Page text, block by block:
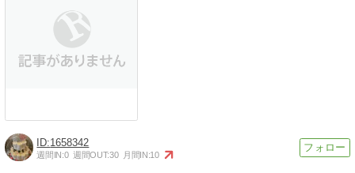
1658342
週間IN:0 週間OUT:30 月間IN:10